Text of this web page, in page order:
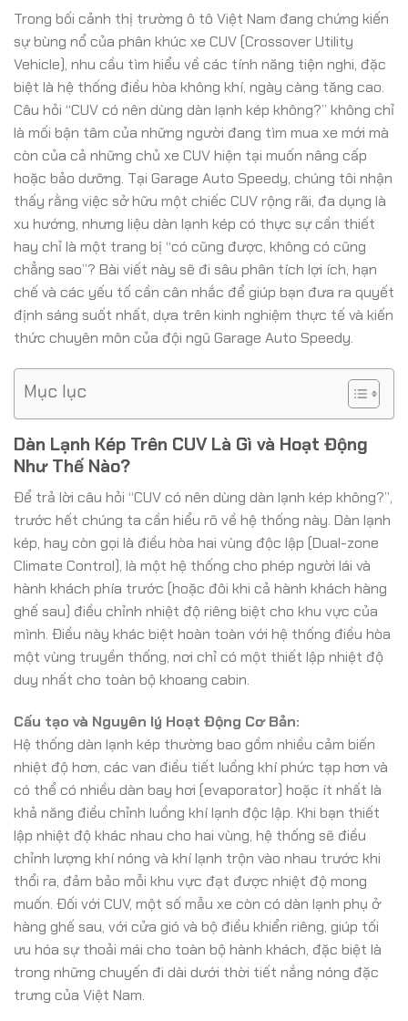
Trong bối cảnh thị trường ô tô Việt Nam đang chứng kiến
sự bùng nổ của phân khúc xe CUV (Crossover Utility
Vehicle), nhu cầu tìm hiểu về các tính năng tiện nghi, đặc
biệt là hệ thống điều hòa không khí, ngày càng tăng cao.
Câu hỏi “CUV có nên dùng dàn lạnh kép không?” không chỉ
là mối bận tâm của những người đang tìm mua xe mới mà
còn của cả những chủ xe CUV hiện tại muốn nâng cấp
hoặc bảo dưỡng. Tại Garage Auto Speedy, chúng tôi nhận
thấy rằng việc sở hữu một chiếc CUV rộng rãi, đa dụng là
xu hướng, nhưng liệu dàn lạnh kép có thực sự cần thiết
hay chỉ là một trang bị “có cũng được, không có cũng
chẳng sao”? Bài viết này sẽ đi sâu phân tích lợi ích, hạn
chế và các yếu tố cần cân nhắc để giúp bạn đưa ra quyết
định sáng suốt nhất, dựa trên kinh nghiệm thực tế và kiến
thức chuyên môn của đội ngũ Garage Auto Speedy.
Mục lục
Dàn Lạnh Kép Trên CUV Là Gì và Hoạt Động
Như Thế Nào?
Để trả lời câu hỏi “CUV có nên dùng dàn lạnh kép không?”,
trước hết chúng ta cần hiểu rõ về hệ thống này. Dàn lạnh
kép, hay còn gọi là điều hòa hai vùng độc lập (Dual-zone
Climate Control), là một hệ thống cho phép người lái và
hành khách phía trước (hoặc đôi khi cả hành khách hàng
ghế sau) điều chỉnh nhiệt độ riêng biệt cho khu vực của
mình. Điều này khác biệt hoàn toàn với hệ thống điều hòa
một vùng truyền thống, nơi chỉ có một thiết lập nhiệt độ
duy nhất cho toàn bộ khoang cabin.
Cấu tạo và Nguyên lý Hoạt Động Cơ Bản:
Hệ thống dàn lạnh kép thường bao gồm nhiều cảm biến
nhiệt độ hơn, các van điều tiết luồng khí phức tạp hơn và
có thể có nhiều dàn bay hơi (evaporator) hoặc ít nhất là
khả năng điều chỉnh luồng khí lạnh độc lập. Khi bạn thiết
lập nhiệt độ khác nhau cho hai vùng, hệ thống sẽ điều
chỉnh lượng khí nóng và khí lạnh trộn vào nhau trước khi
thổi ra, đảm bảo mỗi khu vực đạt được nhiệt độ mong
muốn. Đối với CUV, một số mẫu xe còn có dàn lạnh phụ ở
hàng ghế sau, với cửa gió và bộ điều khiển riêng, giúp tối
ưu hóa sự thoải mái cho toàn bộ hành khách, đặc biệt là
trong những chuyến đi dài dưới thời tiết nắng nóng đặc
trưng của Việt Nam.